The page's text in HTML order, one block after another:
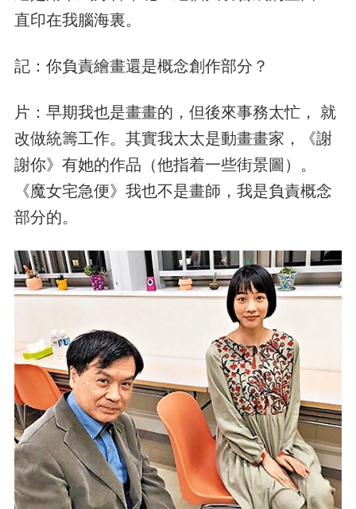
直印在我腦海裏。
記：你負責繪畫還是概念創作部分？
片：早期我也是畫畫的，但後來事務太忙， 就
改做統籌工作。其實我太太是動畫畫家，《謝
謝你》有她的作品（他指着一些街景圖）。
《魔女宅急便》我也不是畫師，我是負責概念
部分的。